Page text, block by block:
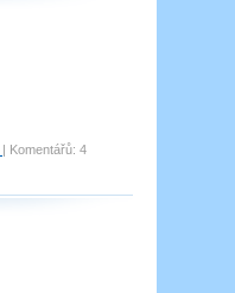
| Komentářů: 4